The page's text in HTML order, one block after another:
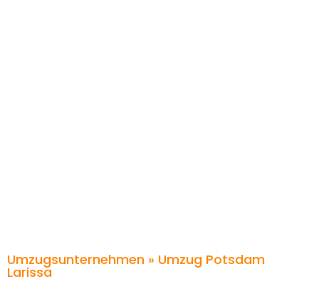
Umzugsunternehmen » Umzug Potsdam
Larissa